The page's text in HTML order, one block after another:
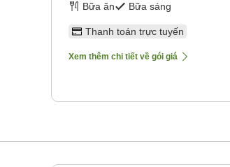
Bữa ăn Bữa sáng
Thanh toán trực tuyến
Xem thêm chi tiết về gói giá